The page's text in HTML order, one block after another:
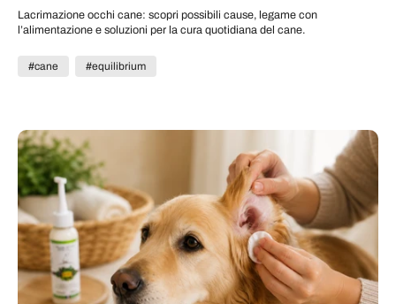
Lacrimazione occhi cane: scopri possibili cause, legame con
l’alimentazione e soluzioni per la cura quotidiana del cane.
#cane #equilibrium